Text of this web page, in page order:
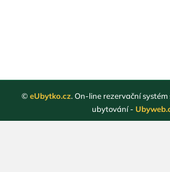
© eUbytko.cz. On-line rezervační
ubytování -